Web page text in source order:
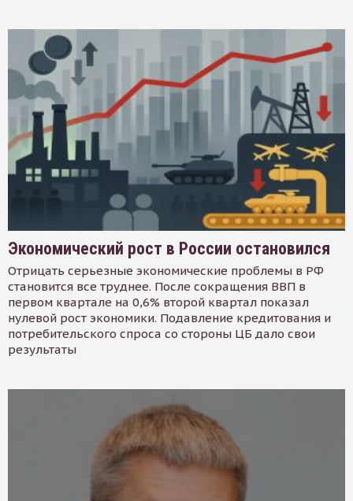
Экономический рост в России остановился
Отрицать серьезные экономические проблемы в РФ
становится все труднее. После сокращения ВВП в
первом квартале на 0,6% второй квартал показал
нулевой рост экономики. Подавление кредитования и
потребительского спроса со стороны ЦБ дало свои
результаты